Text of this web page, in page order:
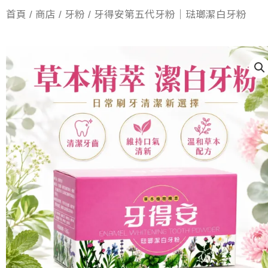
首頁 / 商店 / 牙粉 / 牙得安第五代牙粉｜琺瑯潔白牙粉